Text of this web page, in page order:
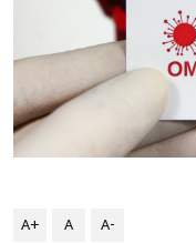
A+ A A-